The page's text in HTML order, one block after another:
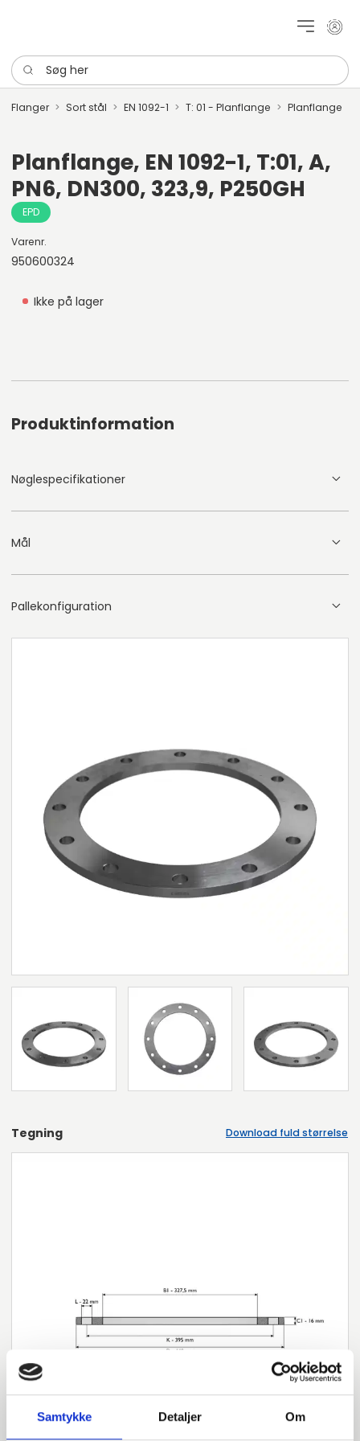
Samtykke Detaljer Om
Mit
Søg her
Flanger Sort stål EN 1092-1 T: 01 - Planflange Planflange
Planflange, EN 1092-1, T:01, A,
PN6, DN300, 323,9, P250GH
EPD
Varenr.
950600324
Ikke på lager
Produktinformation
Nøglespecifikationer
Mål
Pallekonfiguration
Tegning Download fuld størrelse